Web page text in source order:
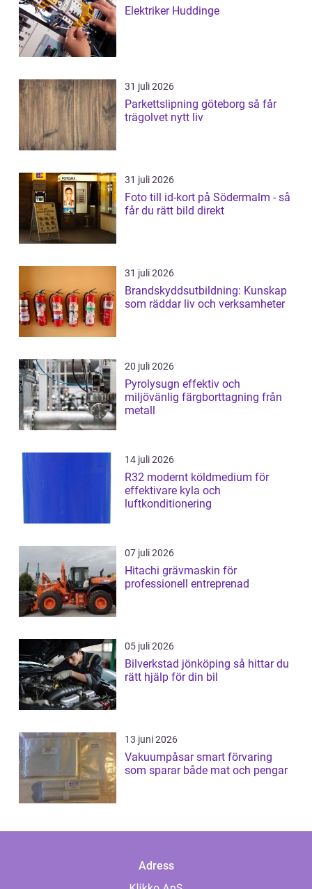
Elektriker Huddinge
31 juli 2026
Parkettslipning göteborg så får
trägolvet nytt liv
31 juli 2026
Foto till id-kort på Södermalm - så
får du rätt bild direkt
31 juli 2026
Brandskyddsutbildning: Kunskap
som räddar liv och verksamheter
20 juli 2026
Pyrolysugn effektiv och
miljövänlig färgborttagning från
metall
14 juli 2026
R32 modernt köldmedium för
effektivare kyla och
luftkonditionering
07 juli 2026
Hitachi grävmaskin för
professionell entreprenad
05 juli 2026
Bilverkstad jönköping så hittar du
rätt hjälp för din bil
13 juni 2026
Vakuumpåsar smart förvaring
som sparar både mat och pengar
Adress